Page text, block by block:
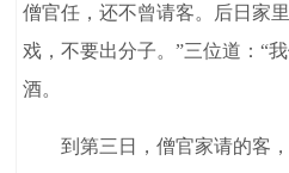
僧官任，还不曾请客。后日家
戏，不要出分子。”三位道：“
酒。
到第三日，僧官家请的客，